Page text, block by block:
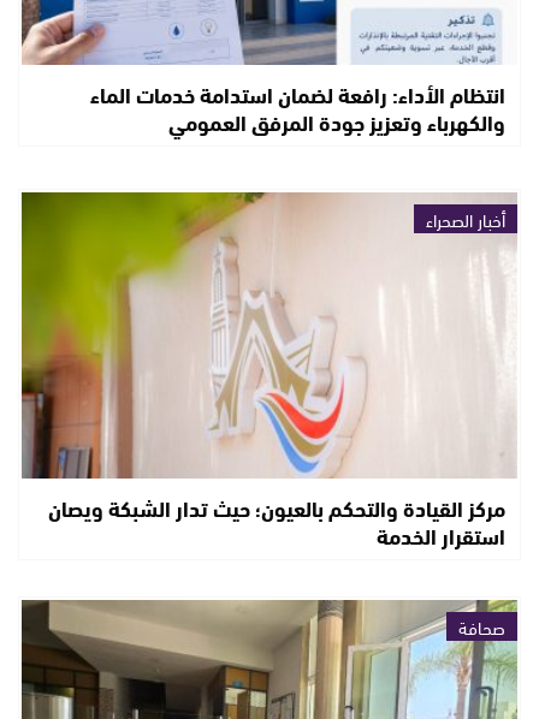
انتظام الأداء: رافعة لضمان استدامة خدمات الماء
والكهرباء وتعزيز جودة المرفق العمومي
أخبار الصحراء
مركز القيادة والتحكم بالعيون؛ حيث تدار الشبكة ويصان
استقرار الخدمة
صحافة